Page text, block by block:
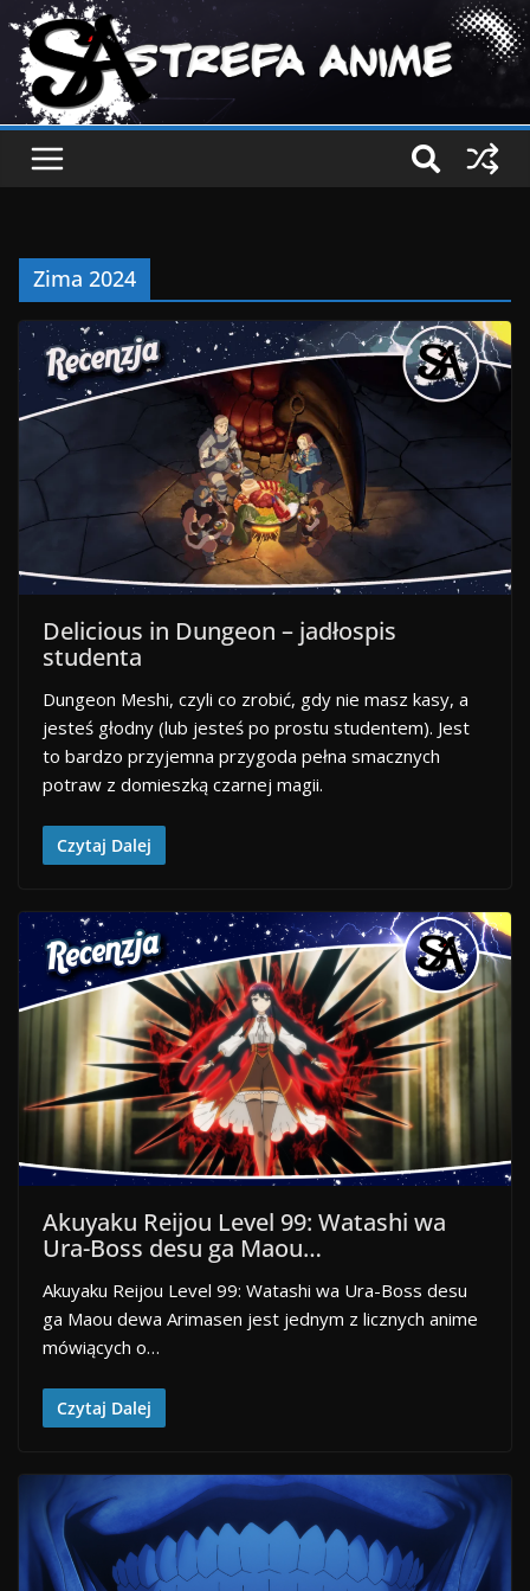
Zima 2024
Delicious in Dungeon – jadłospis
studenta
Dungeon Meshi, czyli co zrobić, gdy nie masz kasy, a
jesteś głodny (lub jesteś po prostu studentem). Jest
to bardzo przyjemna przygoda pełna smacznych
potraw z domieszką czarnej magii.
Czytaj Dalej
Akuyaku Reijou Level 99: Watashi wa
Ura-Boss desu ga Maou…
Akuyaku Reijou Level 99: Watashi wa Ura-Boss desu
ga Maou dewa Arimasen jest jednym z licznych anime
mówiących o…
Czytaj Dalej